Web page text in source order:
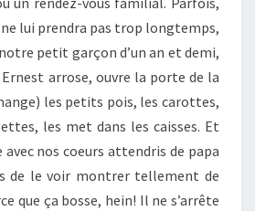
lui prendra pas trop longtemps,
petit garçon d’un an et demi,
arrose, ouvre la porte de la
les petits pois, les carottes,
les met dans les caisses. Et
nos coeurs attendris de papa
de le voir montrer tellement de
que ça bosse, hein! Il ne s’arrête